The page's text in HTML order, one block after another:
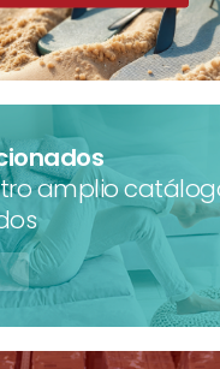
amplio